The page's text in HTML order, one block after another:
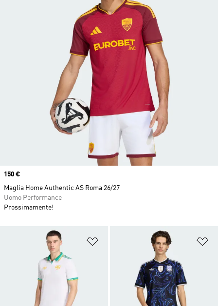
Aggiungi alla lista dei desideri
Price
150 €
Maglia Home Authentic AS Roma 26/27
Uomo Performance
Prossimamente!